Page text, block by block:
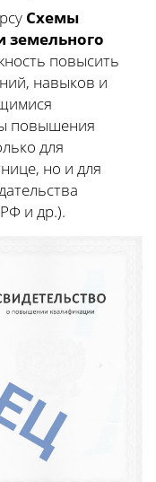
Схемы
земельного
повысить
навыков и
повышения
для
но и для
и др.).